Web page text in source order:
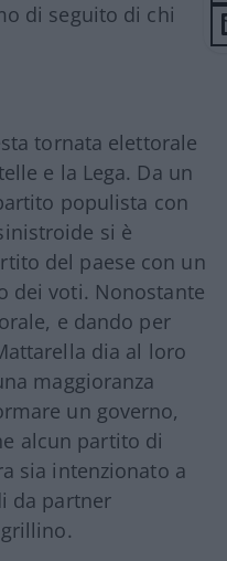
di seguito di chi
tornata elettorale
e la Lega. Da un
populista con
si è
del paese con un
dei voti. Nonostante
e dando per
dia al loro
maggioranza
un governo,
alcun partito di
sia intenzionato a
da partner